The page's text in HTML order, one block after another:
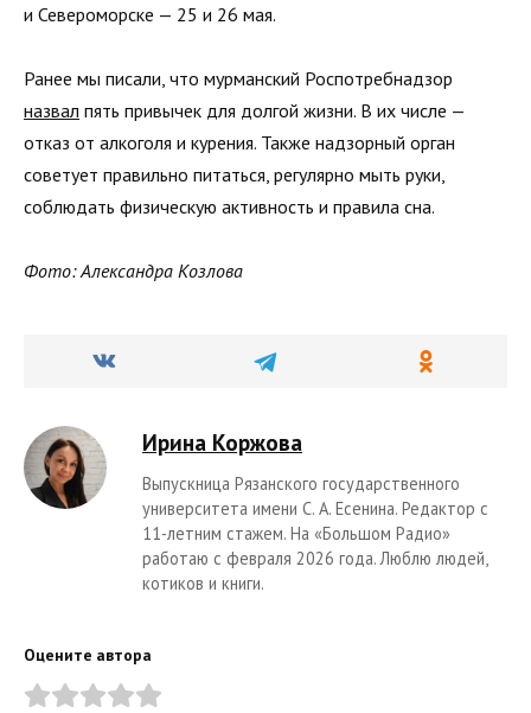
и Североморске — 25 и 26 мая.
Ранее мы писали, что мурманский Роспотребнадзор
назвал пять привычек для долгой жизни. В их числе —
отказ от алкоголя и курения. Также надзорный орган
советует правильно питаться, регулярно мыть руки,
соблюдать физическую активность и правила сна.
Фото: Александра Козлова
Ирина Коржова
Выпускница Рязанского государственного
университета имени С. А. Есенина. Редактор с
11-летним стажем. На «Большом Радио»
работаю с февраля 2026 года. Люблю людей,
котиков и книги.
Оцените автора